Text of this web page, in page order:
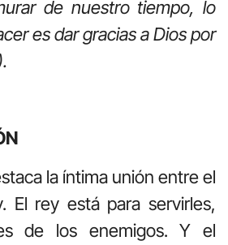
de nuestro tiempo, lo
es dar gracias a Dios por
la íntima unión entre el
El rey está para servirles,
de los enemigos. Y el